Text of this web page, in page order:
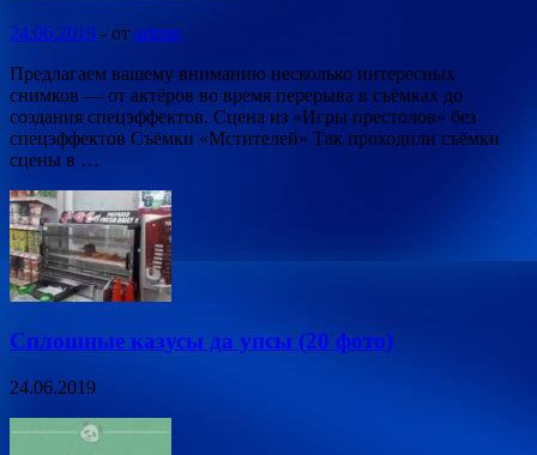
24.06.2019 - от admin
Предлагаем вашему вниманию несколько интересных
снимков — от актёров во время перерыва в съёмках до
создания спецэффектов. Сцена из «Игры престолов» без
спецэффектов Съёмки «Мстителей» Так проходили съёмки
сцены в …
Сплошные казусы да упсы (20 фото)
24.06.2019